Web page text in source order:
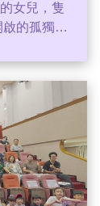
女兒，隻
的孤獨長
走進一位
、女兒對